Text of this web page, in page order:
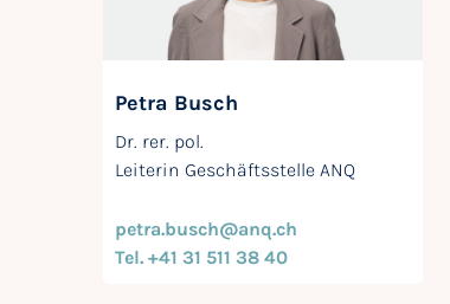
Petra Busch
Dr. rer. pol.
Leiterin Geschäftsstelle ANQ
petra.busch@anq.ch
Tel. +41 31 511 38 40